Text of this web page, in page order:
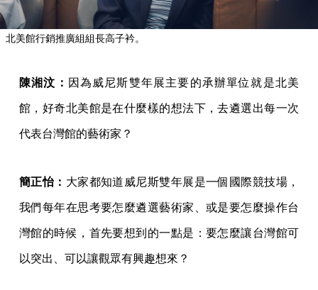
北美館行銷推廣組組長高子衿。
陳湘汶： 因為威尼斯雙年展主要的承辦單位就是北美
館，好奇北美館是在什麼樣的想法下，去遴選出每一次
代表台灣館的藝術家？
簡正怡： 大家都知道威尼斯雙年展是一個國際競技場，
我們每年在思考要怎麼遴選藝術家、或是要怎麼操作台
灣館的時候，首先要想到的一點是：要怎麼讓台灣館可
以突出、可以讓觀眾有興趣想來？